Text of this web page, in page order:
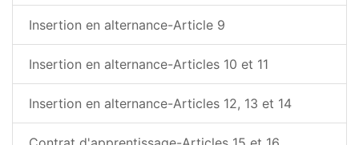
Insertion en alternance-Article 9
Insertion en alternance-Articles 10 et 11
Insertion en alternance-Articles 12, 13 et 14